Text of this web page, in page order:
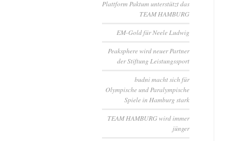
Plattform Paktum unterstützt das
TEAM HAMBURG
EM-Gold für Neele Ludwig
Peaksphere wird neuer Partner
der Stiftung Leistungssport
budni macht sich für
Olympische und Paralympische
Spiele in Hamburg stark
TEAM HAMBURG wird immer
jünger